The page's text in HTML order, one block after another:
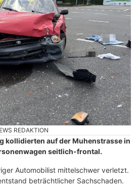
REDAKTION
kollidierten auf der Muhenstrasse in
seitlich-frontal.
Automobilist mittelschwer verletzt.
beträchtlicher Sachschaden.